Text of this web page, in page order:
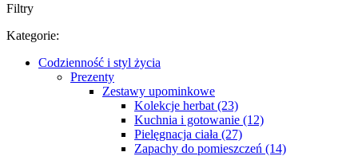
Filtry
Kategorie:
Codzienność i styl życia
Prezenty
Zestawy upominkowe
Kolekcje herbat (23)
Kuchnia i gotowanie (12)
Pielęgnacja ciała (27)
Zapachy do pomieszczeń (14)